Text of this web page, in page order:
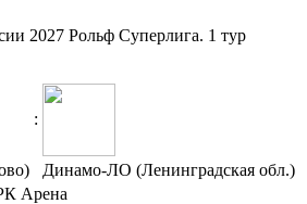
2027 Рольф Суперлига. 1 тур
:
Динамо-ЛО (Ленинградская обл.)
Арена